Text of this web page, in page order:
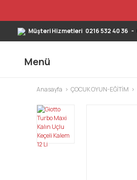
Müşteri Hizmetleri 0216 532 40 36 -
Menü
Anasayfa ÇOCUK OYUN-EĞİTİM